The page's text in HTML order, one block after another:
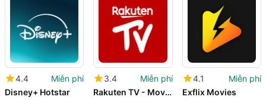
4.4
Miễn phí
Disney+ Hotstar
3.4
Miễn phí
Rakuten TV - Movies TV Series
4.1
Miễn phí
Exflix Movies